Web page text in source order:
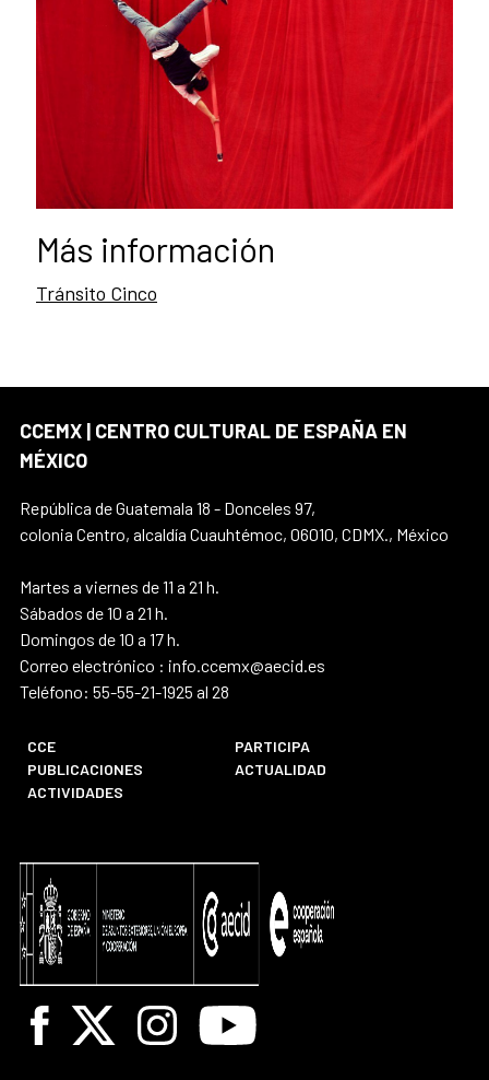
Más información
Tránsito Cinco
CCEMX | CENTRO CULTURAL DE ESPAÑA EN
MÉXICO
República de Guatemala 18 - Donceles 97,
colonia Centro, alcaldía Cuauhtémoc, 06010, CDMX., México
Martes a viernes de 11 a 21 h.
Sábados de 10 a 21 h.
Domingos de 10 a 17 h.
Correo electrónico : info.ccemx@aecid.es
Teléfono: 55-55-21-1925 al 28
CCE
PARTICIPA
PUBLICACIONES
ACTUALIDAD
ACTIVIDADES
Facebook
X InstagramYoutube